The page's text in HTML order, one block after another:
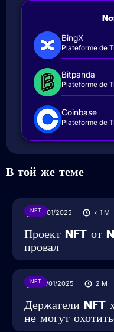
BingX
Plateforme de
Bitpanda
Plateforme de
Coinbase
Plateforme de
В той же теме
NFT31/01/2025 < 1 M
Проект NFT от
провал
NFT08/01/2025 2 M
Держатели NFT
не могут